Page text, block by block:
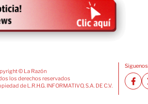
© La Razón
los derechos reservados
de L.R.H.G. INFORMATIVO, S.A. DE C.V.